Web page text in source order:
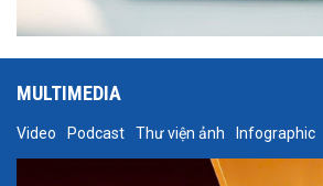
MULTIMEDIA
Video Podcast Thư viện ảnh Infographic